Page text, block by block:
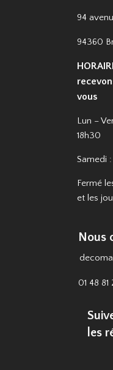
94
94360
vous
Lun –
18h30
Samedi
Fermé
et les
Nous
01 48 81
les